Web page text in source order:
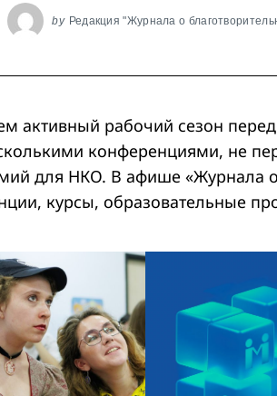
by Редакция "Журнала о
активный рабочий сезон
конференциями, не
для НКО. В афише «Журнала
курсы, образовательные